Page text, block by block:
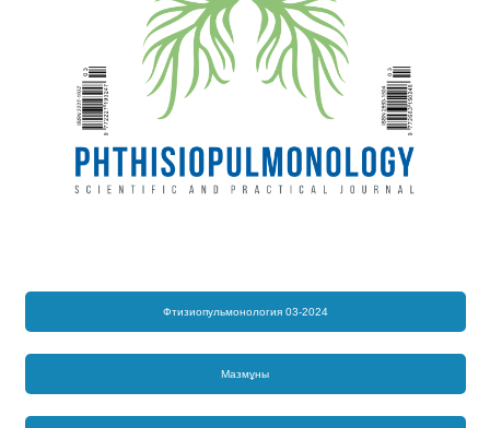
Фтизиопульмонология 03-2024
Мазмұны